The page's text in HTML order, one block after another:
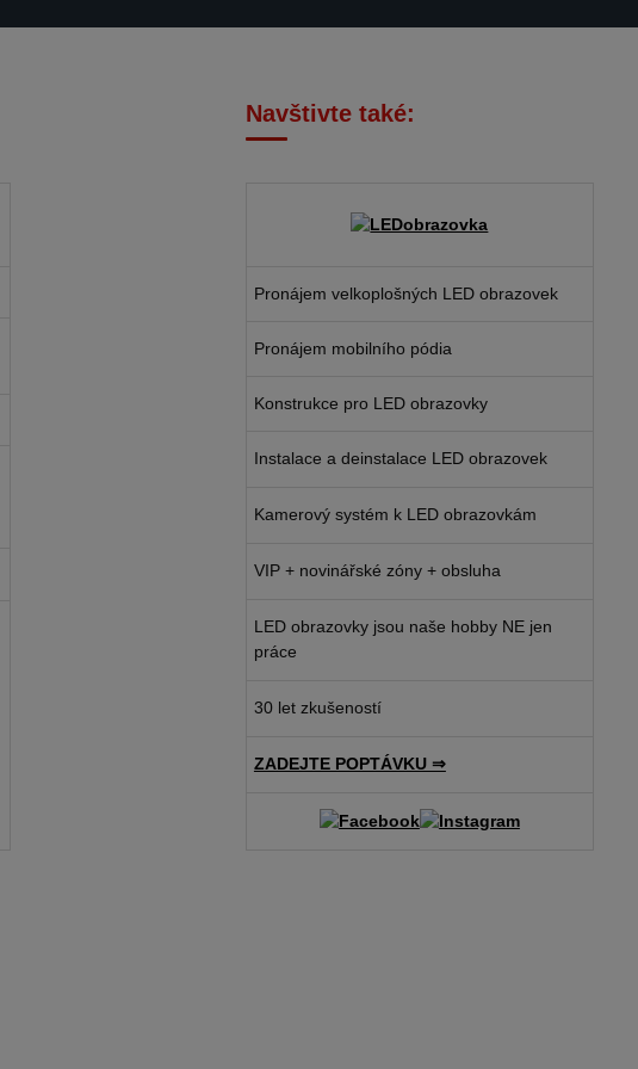
Navštivte také:
Pronájem velkoplošných LED obrazovek
Pronájem mobilního pódia
Konstrukce pro LED obrazovky
Instalace a deinstalace LED obrazovek
Kamerový systém k LED obrazovkám
VIP + novinářské zóny + obsluha
LED obrazovky jsou naše hobby NE jen
práce
30 let zkušeností
ZADEJTE POPTÁVKU ⇒